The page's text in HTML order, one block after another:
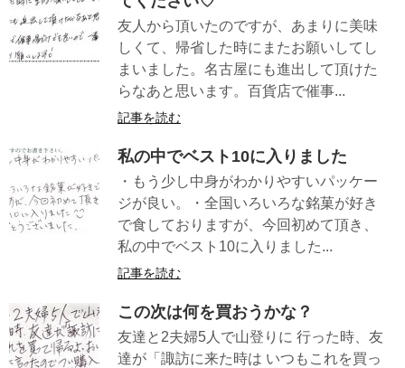
友人から頂いたのですが、あまりに美味
しくて、帰省した時にまたお願いしてし
まいました。名古屋にも進出して頂けた
らなあと思います。百貨店で催事...
記事を読む
私の中でベスト10に入りました
・もう少し中身がわかりやすいパッケー
ジが良い。・全国いろいろな銘菓が好き
で食しておりますが、今回初めて頂き、
私の中でベスト10に入りました...
記事を読む
この次は何を買おうかな？
友達と2夫婦5人で山登りに 行った時、友
達が「諏訪に来た時は いつもこれを買っ